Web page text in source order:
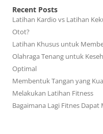
Recent Posts
Latihan Kardio vs Latihan
Otot?
Latihan Khusus untuk
Olahraga Tenang untuk
Optimal
Membentuk Tangan yang
Melakukan Latihan Fitness
Bagaimana Lagi Fitnes